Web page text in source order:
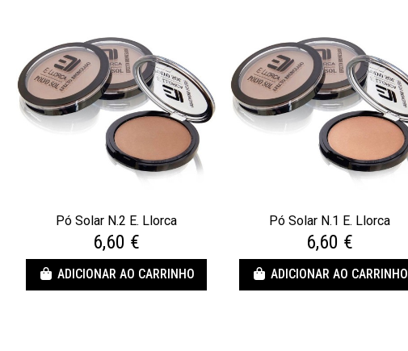
Pó Solar N.2 E. Llorca
6,60 €
ADICIONAR AO CARRINHO
Pó Solar N.1 E. Llorca
6,60 €
ADICIONAR AO CARRINHO